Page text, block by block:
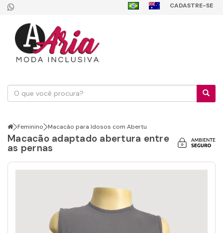
CADASTRE-SE
Feminino Macacão para Idosos com Abertu
Macacão adaptado abertura entre
as pernas